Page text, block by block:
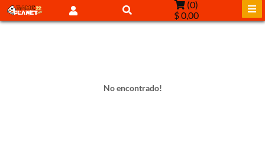
(0)
$ 0,00
No encontrado!